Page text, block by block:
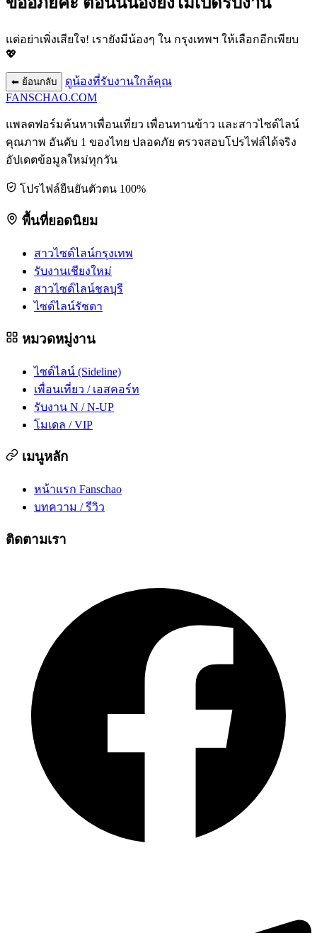
แต่อย่าเพิ่งเสียใจ! เรายังมีน้องๆ ใน กรุงเทพฯ ให้เลือกอีกเพียบ
💖
⬅ ย้อนกลับ
ดูน้องที่รับงานใกล้คุณ
FANSCHAO.COM
แพลตฟอร์มค้นหาเพื่อนเที่ยว เพื่อนทานข้าว และสาวไซด์ไลน์
คุณภาพ อันดับ 1 ของไทย ปลอดภัย ตรวจสอบโปรไฟล์ได้จริง
อัปเดตข้อมูลใหม่ทุกวัน
โปรไฟล์ยืนยันตัวตน 100%
พื้นที่ยอดนิยม
สาวไซด์ไลน์กรุงเทพ
รับงานเชียงใหม่
สาวไซด์ไลน์ชลบุรี
ไซด์ไลน์รัชดา
หมวดหมู่งาน
ไซด์ไลน์ (Sideline)
เพื่อนเที่ยว / เอสคอร์ท
รับงาน N / N-UP
โมเดล / VIP
เมนูหลัก
หน้าแรก Fanschao
บทความ / รีวิว
ติดตามเรา